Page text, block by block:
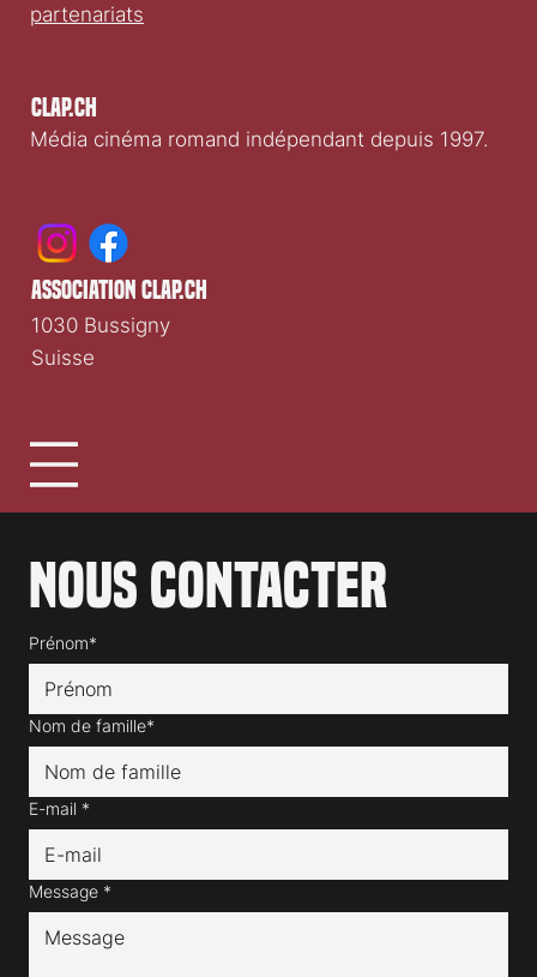
Clap.ch
Média cinéma romand indépendant depuis 1997.
partenariats
Nous contacter
Prénom*
Nom de famille*
E-mail *
Message *
association clap.ch
1030 Bussigny
Suisse